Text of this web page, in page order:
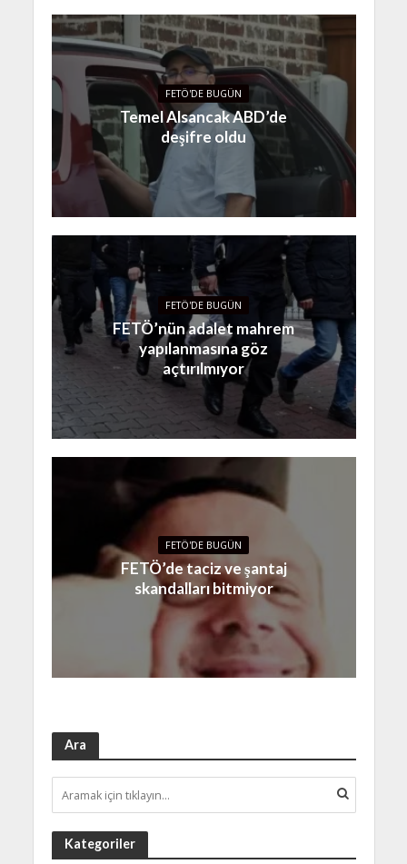
FETÖ'DE BUGÜN
Temel Alsancak ABD’de
deşifre oldu
FETÖ'DE BUGÜN
FETÖ’nün adalet mahrem
yapılanmasına göz
açtırılmıyor
FETÖ'DE BUGÜN
FETÖ’de taciz ve şantaj
skandalları bitmiyor
Ara
Kategoriler